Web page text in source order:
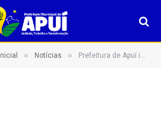
» Notícias » Prefeitura de Apuí inicia adequação da NFS-e ao padrão nacional com transição gradual em 2026